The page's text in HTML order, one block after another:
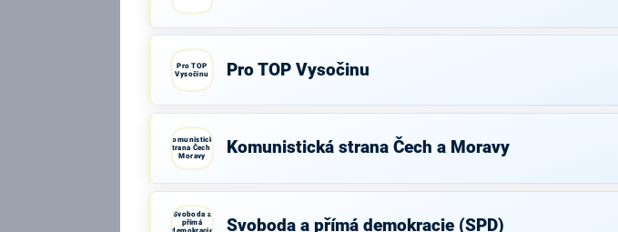
Pro TOP
Vysočinu
Pro TOP Vysočinu
Komunistická
strana Čech a
Moravy
Komunistická strana Čech a Moravy
Svoboda a
přímá
demokracie
Svoboda a přímá demokracie (SPD)